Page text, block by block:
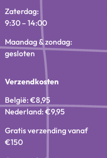
Zaterdag:
9:30 – 14:00
Maandag & zondag:
gesloten
Verzendkosten
België: €8,95
Nederland: €9,95
Gratis verzending vanaf
€150